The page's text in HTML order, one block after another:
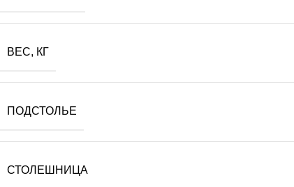
ВЕС, КГ
ПОДСТОЛЬЕ
СТОЛЕШНИЦА